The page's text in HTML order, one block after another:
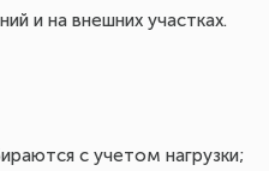
и на внешних участках.
с учетом нагрузки;